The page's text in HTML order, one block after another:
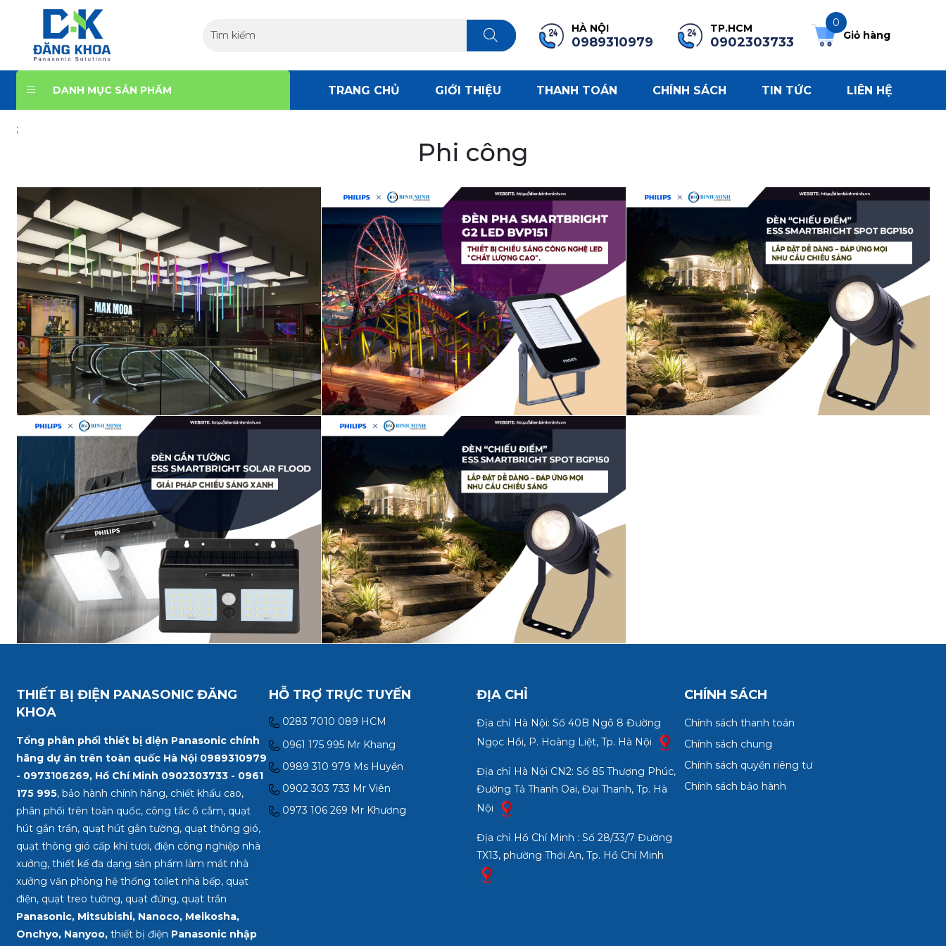
HÀ NỘI
0989310979
TP.HCM
0902303733
0
Giỏ hàng
DANH MỤC SẢN PHẨM TRANG CHỦ GIỚI THIỆU THANH TOÁN CHÍNH SÁCH TIN TỨC LIÊN HỆ
;
Phi công
THIẾT BỊ ĐIỆN PANASONIC ĐĂNG
KHOA
Tổng phân phối thiết bị điện Panasonic chính
hãng dự án trên toàn quốc Hà Nội 0989310979
- 0973106269, Hồ Chí Minh 0902303733 - 0961
175 995, bảo hành chính hãng, chiết khấu cao,
phân phối trên toàn quốc, công tắc ổ cắm, quạt
hút gắn trần, quạt hút gắn tường, quạt thông gió,
quạt thông gió cấp khí tươi, điện công nghiệp nhà
xưởng, thiết kế đa dạng sản phẩm làm mát nhà
xưởng văn phòng hệ thống toilet nhà bếp, quạt
điện, quạt treo tường, quạt đứng, quạt trần
Panasonic, Mitsubishi, Nanoco, Meikosha,
Onchyo, Nanyoo,thiết bị điện Panasonic nhập
HỖ TRỢ TRỰC TUYẾN
0283 7010 089 HCM
0961 175 995 Mr Khang
0989 310 979 Ms Huyền
0902 303 733 Mr Viên
0973 106 269 Mr Khương
ĐỊA CHỈ
Địa chỉ Hà Nội: Số 40B Ngõ 8 Đường
Ngọc Hồi, P. Hoàng Liệt, Tp. Hà Nội
Địa chỉ Hà Nội CN2: Số 85 Thượng Phúc,
Đường Tả Thanh Oai, Đại Thanh, Tp. Hà
Nội
Địa chỉ Hồ Chí Minh : Số 28/33/7 Đường
TX13, phường Thới An, Tp. Hồ Chí Minh
CHÍNH SÁCH
Chính sách thanh toán
Chính sách chung
Chính sách quyền riêng tư
Chính sách bảo hành